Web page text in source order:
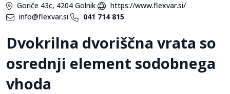
Goriče 43c, 4204 Golnik
https://www.flexvar.si/
info@flexvar.si
041 714 815
Dvokrilna dvoriščna vrata so
osrednji element sodobnega
vhoda